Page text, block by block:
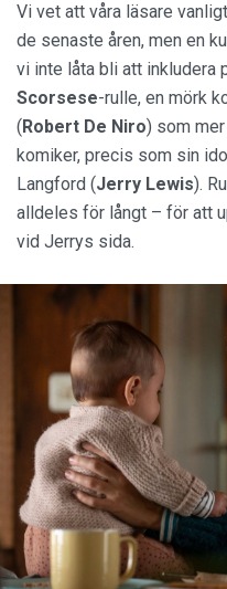
Vi vet att våra läsare
de senaste åren, men en
vi inte låta bli att inkludera
Scorsese-rulle, en mörk
( Robert De Niro) som
komiker, precis som sin
Langford (Jerry Lewis).
alldeles för långt – för att
vid Jerrys sida.